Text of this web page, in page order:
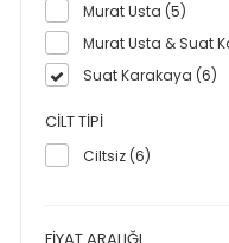
Murat Usta (5)
Murat Usta & Suat
Suat Karakaya (6)
CILT TIPI
Ciltsiz (6)